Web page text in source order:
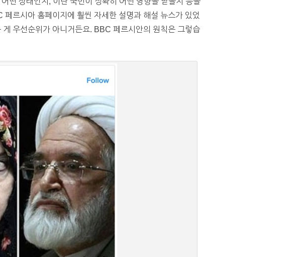
르시아 홈페이지에 훨씬 자세한 설명과 해설 뉴스가 있었
우선순위가 아니거든요. BBC 페르시안의 원칙은 그렇습